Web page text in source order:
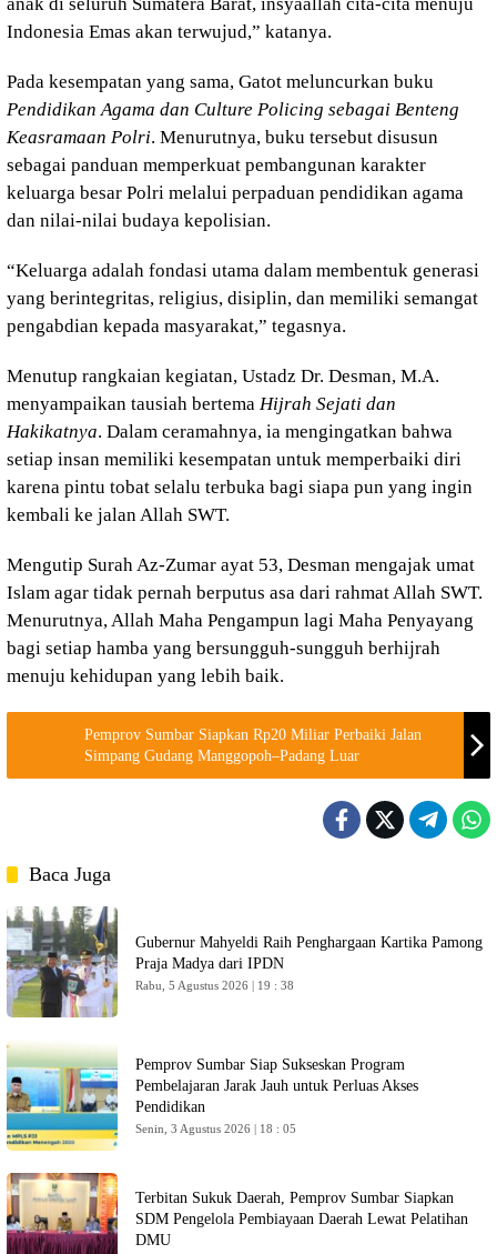
Indonesia Emas akan terwujud,” katanya.
Pada kesempatan yang sama, Gatot meluncurkan buku
Pendidikan Agama dan Culture Policing sebagai Benteng
Keasramaan Polri. Menurutnya, buku tersebut disusun
sebagai panduan memperkuat pembangunan karakter
keluarga besar Polri melalui perpaduan pendidikan agama
dan nilai-nilai budaya kepolisian.
“Keluarga adalah fondasi utama dalam membentuk generasi
yang berintegritas, religius, disiplin, dan memiliki semangat
pengabdian kepada masyarakat,” tegasnya.
Menutup rangkaian kegiatan, Ustadz Dr. Desman, M.A.
menyampaikan tausiah bertema Hijrah Sejati dan
Hakikatnya. Dalam ceramahnya, ia mengingatkan bahwa
setiap insan memiliki kesempatan untuk memperbaiki diri
karena pintu tobat selalu terbuka bagi siapa pun yang ingin
kembali ke jalan Allah SWT.
Mengutip Surah Az-Zumar ayat 53, Desman mengajak umat
Islam agar tidak pernah berputus asa dari rahmat Allah SWT.
Menurutnya, Allah Maha Pengampun lagi Maha Penyayang
bagi setiap hamba yang bersungguh-sungguh berhijrah
menuju kehidupan yang lebih baik.
Pemprov Sumbar Siapkan Rp20 Miliar Perbaiki Jalan
Simpang Gudang Manggopoh–Padang Luar
Baca Juga
Gubernur Mahyeldi Raih Penghargaan Kartika Pamong
Praja Madya dari IPDN
Rabu, 5 Agustus 2026 | 19 : 38
Pemprov Sumbar Siap Sukseskan Program
Pembelajaran Jarak Jauh untuk Perluas Akses
Pendidikan
Senin, 3 Agustus 2026 | 18 : 05
Terbitan Sukuk Daerah, Pemprov Sumbar Siapkan
SDM Pengelola Pembiayaan Daerah Lewat Pelatihan
DMU